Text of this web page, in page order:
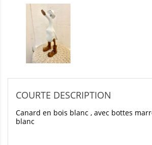
COURTE DESCRIPTION
Canard en bois blanc , avec bottes
blanc